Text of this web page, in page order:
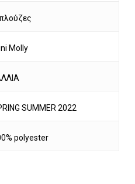
στο
Molly
SUMMER 2022
polyester